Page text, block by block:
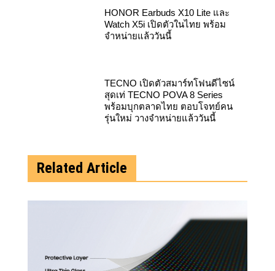
HONOR Earbuds X10 Lite และ
Watch X5i เปิดตัวในไทย พร้อม
จำหน่ายแล้ววันนี้
TECNO เปิดตัวสมาร์ทโฟนดีไซน์
สุดเท่ TECNO POVA 8 Series
พร้อมบุกตลาดไทย ตอบโจทย์คน
รุ่นใหม่ วางจำหน่ายแล้ววันนี้
Related Article